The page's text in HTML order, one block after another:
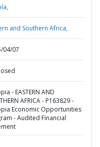
and Southern Africa,
04/07
- EASTERN AND
AFRICA - P163829 -
Economic Opportunities
- Audited Financial